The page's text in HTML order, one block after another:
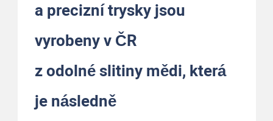
a precizní trysky jsou
vyrobeny v ČR
z odolné slitiny mědi, která
je následně